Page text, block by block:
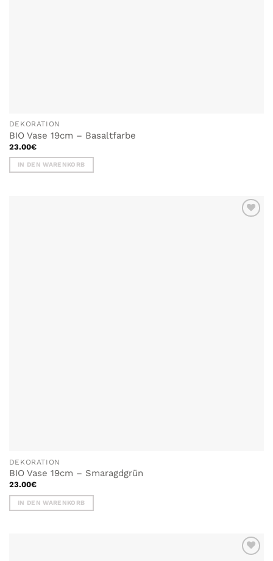
DEKORATION
BIO Vase 19cm – Basaltfarbe
23.00€
IN DEN WARENKORB
DEKORATION
BIO Vase 19cm – Smaragdgrün
23.00€
IN DEN WARENKORB